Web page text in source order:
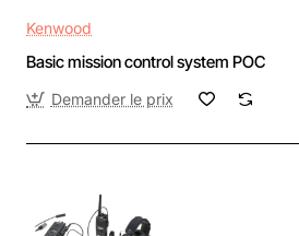
Kenwood
Basic mission control system POC
Demander le prix